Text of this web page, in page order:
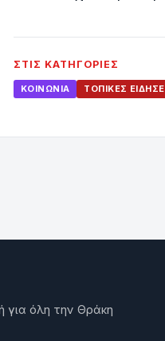
ΣΤΙΣ ΚΑΤΗΓΟΡΊΕΣ
ΚΟΙΝΩΝΊΑ ΤΟΠΙΚΈΣ
για όλη την Θράκη